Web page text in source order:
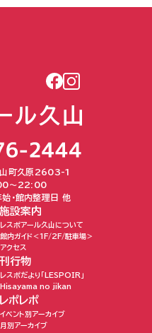
山町久原2603-1
〜22:00
・館内整理日 他
施設案内
レスポアール久山について
館内ガイド＜1F/2F/駐車場＞
アクセス
刊行物
レスポだより「LESPOIR」
Hisayama no jikan
レポレポ
イベント別アーカイブ
月別アーカイブ